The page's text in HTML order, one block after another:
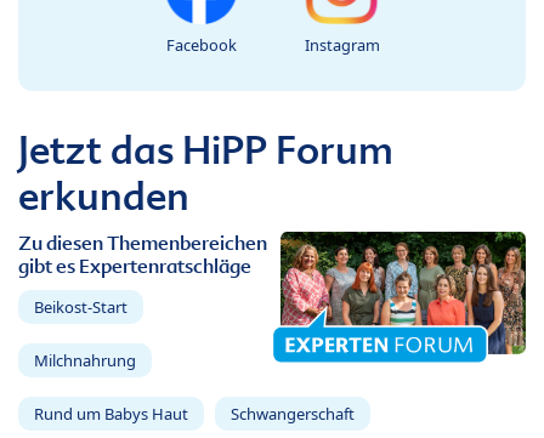
Facebook Instagram
Jetzt das HiPP Forum
erkunden
Zu diesen Themenbereichen
gibt es Expertenratschläge
Beikost-Start
Milchnahrung
Rund um Babys Haut Schwangerschaft